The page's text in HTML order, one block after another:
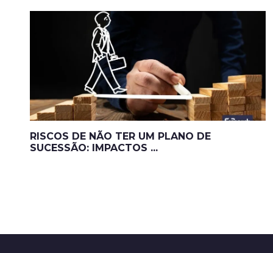
RISCOS DE NÃO TER UM PLANO DE
SUCESSÃO: IMPACTOS ...